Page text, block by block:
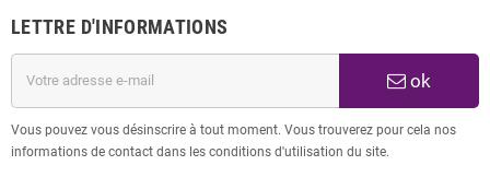
LETTRE D'INFORMATIONS
ok
Vous pouvez vous désinscrire à tout moment. Vous trouverez pour cela nos
informations de contact dans les conditions d'utilisation du site.